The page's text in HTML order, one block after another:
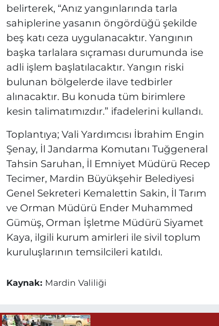
belirterek, “Anız yangınlarında tarla
sahiplerine yasanın öngördüğü şekilde
beş katı ceza uygulanacaktır. Yangının
başka tarlalara sıçraması durumunda ise
adli işlem başlatılacaktır. Yangın riski
bulunan bölgelerde ilave tedbirler
alınacaktır. Bu konuda tüm birimlere
kesin talimatımızdır.” ifadelerini kullandı.
Toplantıya; Vali Yardımcısı İbrahim Engin
Şenay, İl Jandarma Komutanı Tuğgeneral
Tahsin Saruhan, İl Emniyet Müdürü Recep
Tecimer, Mardin Büyükşehir Belediyesi
Genel Sekreteri Kemalettin Sakin, İl Tarım
ve Orman Müdürü Ender Muhammed
Gümüş, Orman İşletme Müdürü Siyamet
Kaya, ilgili kurum amirleri ile sivil toplum
kuruluşlarının temsilcileri katıldı.
Kaynak: Mardin Valiliği